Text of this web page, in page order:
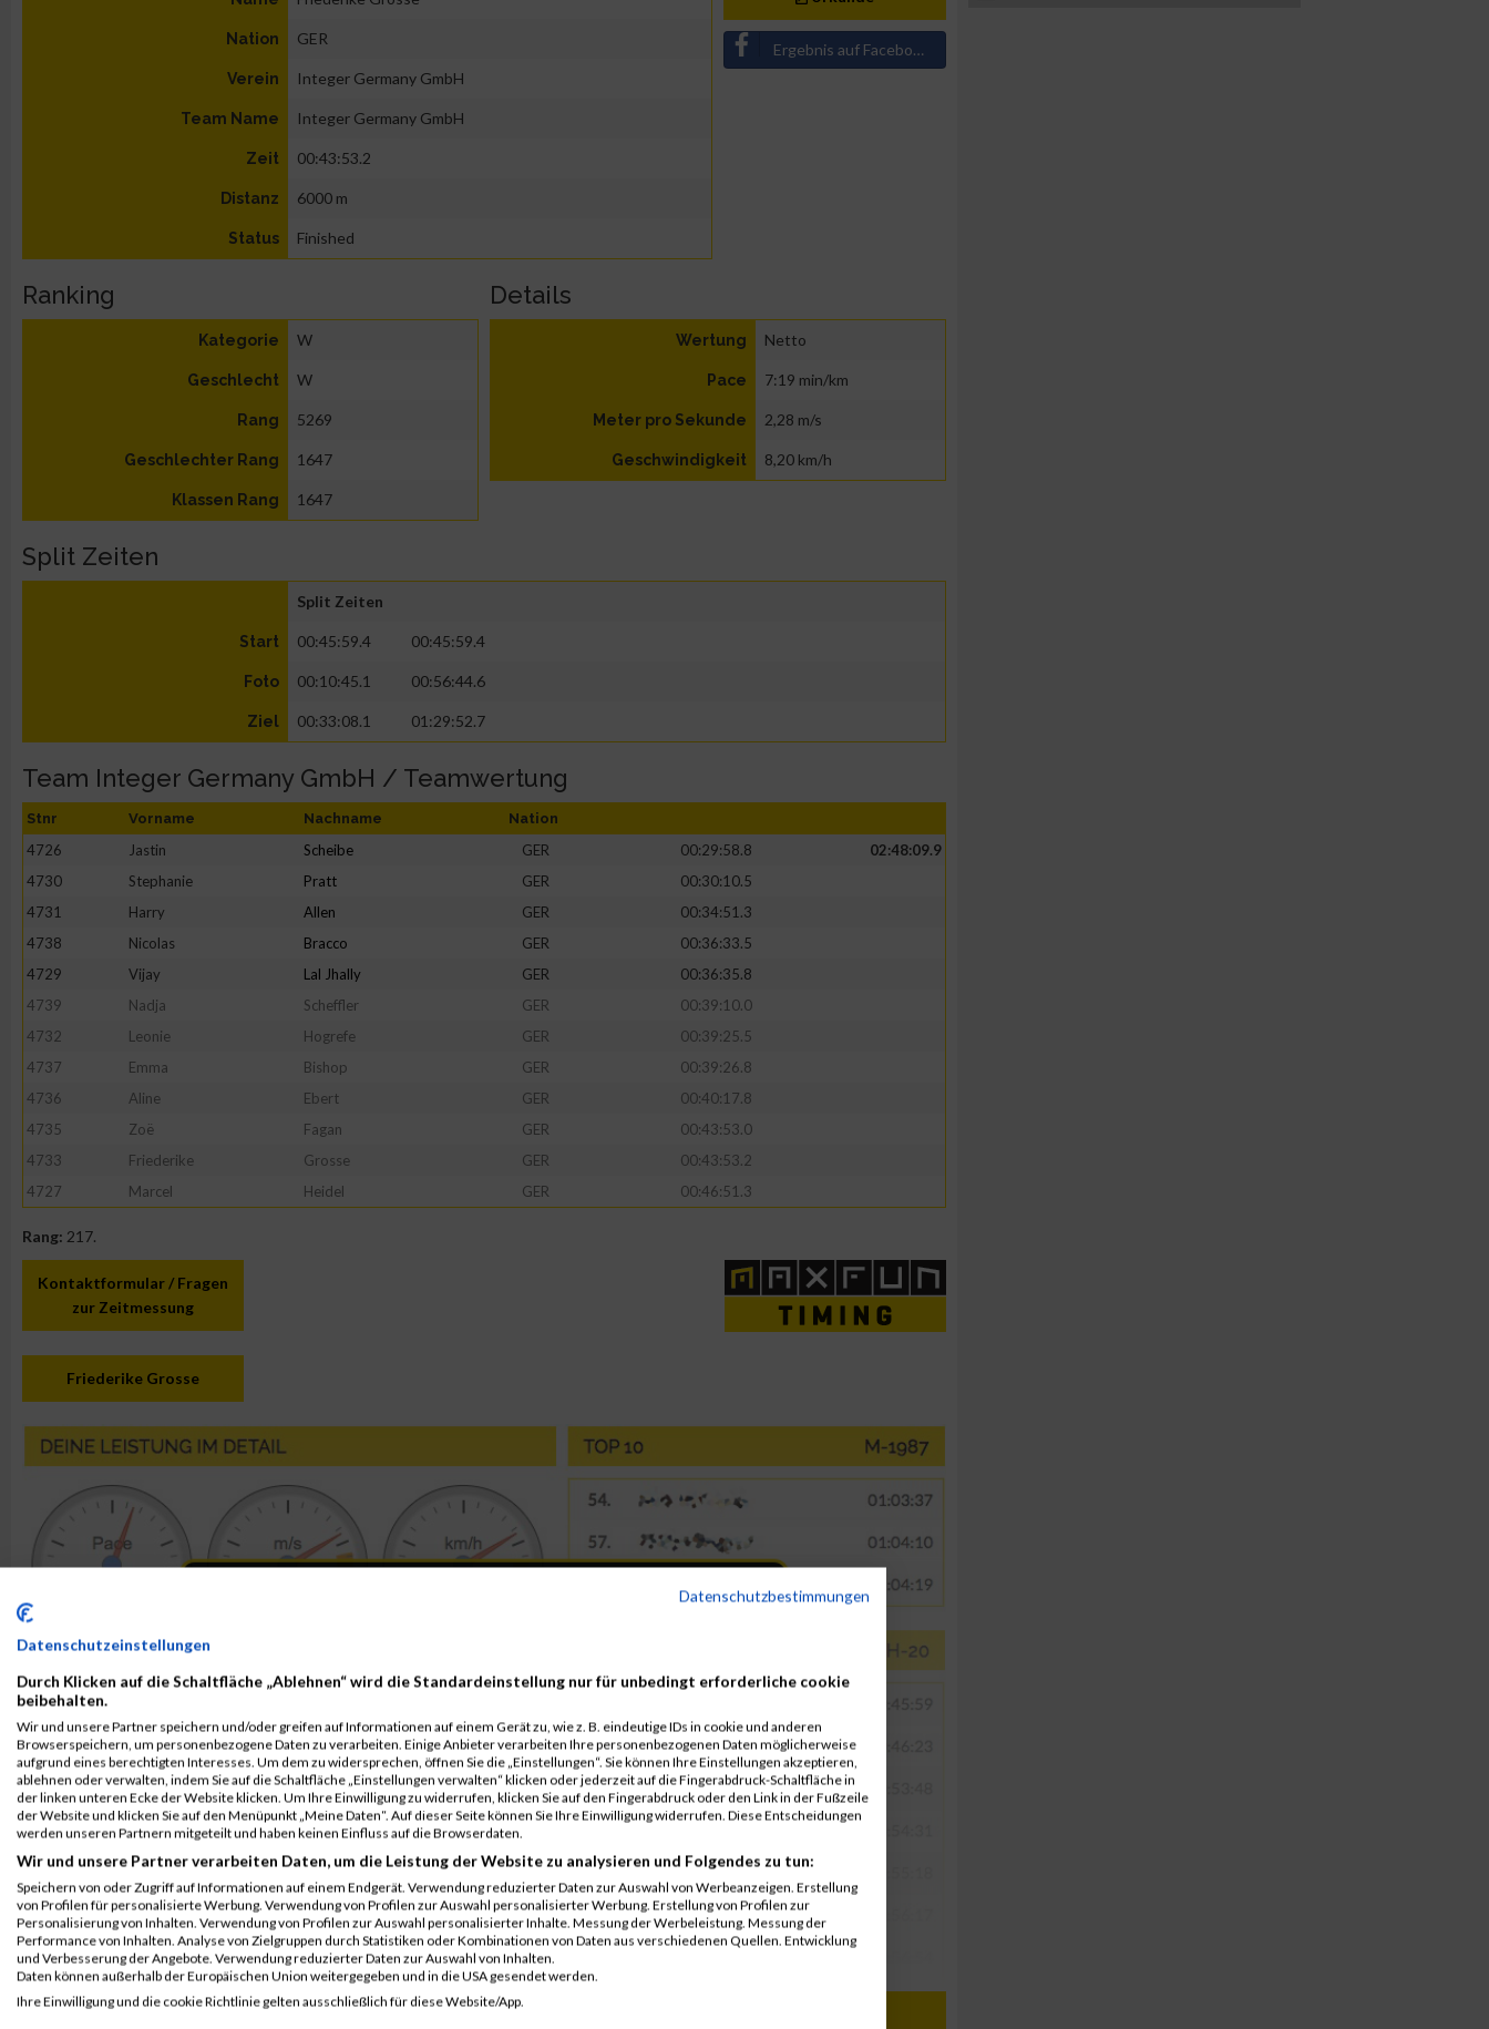
Nation GER
Verein Integer Germany GmbH
Team Name Integer Germany GmbH
Zeit 00:43:53.2
Distanz 6000 m
Status Finished
Ergebnis auf Facebook teilen
Ranking
Kategorie W
Geschlecht W
Rang 5269
Geschlechter Rang 1647
Klassen Rang 1647
Details
Wertung Netto
Pace 7:19 min/km
Meter pro Sekunde 2,28 m/s
Geschwindigkeit 8,20 km/h
Split Zeiten
Split Zeiten
Start 00:45:59.4 00:45:59.4
Foto 00:10:45.1 00:56:44.6
Ziel 00:33:08.1 01:29:52.7
Team Integer Germany GmbH / Teamwertung
Stnr Vorname Nachname Nation
4726 Jastin Scheibe GER 00:29:58.8
02:48:09.9
4730
Stephanie Pratt GER
00:30:10.5
4731
Harry Allen GER
00:34:51.3
4738
Nicolas Bracco GER
00:36:33.5
4729
Vijay Lal Jhally GER
00:36:35.8
4739
Nadja Scheffler GER
00:39:10.0
4732
Leonie Hogrefe GER
00:39:25.5
4737
Emma Bishop GER
00:39:26.8
4736
Aline Ebert GER
00:40:17.8
4735
Zoë Fagan GER
00:43:53.0
4733
Friederike Grosse GER
00:43:53.2
4727
Marcel Heidel GER 00:46:51.3
Rang: 217.
Kontaktformular / Fragen
zur Zeitmessung
Friederike Grosse
ALBUM B2RUN MÜNCHEN / 15.07.2026
Datenschutzbestimmungen
Datenschutzeinstellungen
Durch Klicken auf die Schaltfläche „Ablehnen“ wird die Standardeinstellung nur für unbedingt erforderliche cookie
beibehalten.
Wir und unsere Partner speichern und/oder greifen auf Informationen auf einem Gerät zu, wie z. B. eindeutige IDs in cookie und anderen
Browserspeichern, um personenbezogene Daten zu verarbeiten. Einige Anbieter verarbeiten Ihre personenbezogenen Daten möglicherweise
aufgrund eines berechtigten Interesses. Um dem zu widersprechen, öffnen Sie die „Einstellungen“. Sie können Ihre Einstellungen akzeptieren,
ablehnen oder verwalten, indem Sie auf die Schaltfläche „Einstellungen verwalten“ klicken oder jederzeit auf die Fingerabdruck-Schaltfläche in
der linken unteren Ecke der Website klicken. Um Ihre Einwilligung zu widerrufen, klicken Sie auf den Fingerabdruck oder den Link in der Fußzeile
der Website und klicken Sie auf den Menüpunkt „Meine Daten“. Auf dieser Seite können Sie Ihre Einwilligung widerrufen. Diese Entscheidungen
werden unseren Partnern mitgeteilt und haben keinen Einfluss auf die Browserdaten.
Wir und unsere Partner verarbeiten Daten, um die Leistung der Website zu analysieren und Folgendes zu tun:
Speichern von oder Zugriff auf Informationen auf einem Endgerät. Verwendung reduzierter Daten zur Auswahl von Werbeanzeigen. Erstellung
von Profilen für personalisierte Werbung. Verwendung von Profilen zur Auswahl personalisierter Werbung. Erstellung von Profilen zur
Personalisierung von Inhalten. Verwendung von Profilen zur Auswahl personalisierter Inhalte. Messung der Werbeleistung. Messung der
Performance von Inhalten. Analyse von Zielgruppen durch Statistiken oder Kombinationen von Daten aus verschiedenen Quellen. Entwicklung
und Verbesserung der Angebote. Verwendung reduzierter Daten zur Auswahl von Inhalten.
Daten können außerhalb der Europäischen Union weitergegeben und in die USA gesendet werden.
Ihre Einwilligung und die cookie Richtlinie gelten ausschließlich für diese Website/App.